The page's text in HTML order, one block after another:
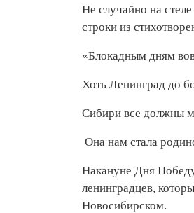
Не случайно на
строки из
«Блокадным дням
Хоть Ленинград до
Сибири все должны
Она нам стала
Накануне Дня
ленинградцев,
Новосибирском.